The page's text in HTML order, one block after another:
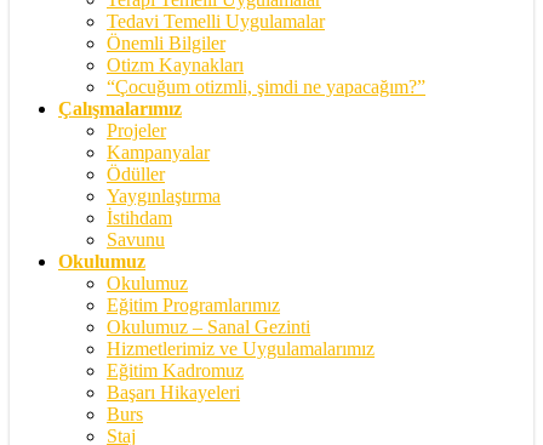
Tedavi Temelli Uygulamalar
Önemli Bilgiler
Otizm Kaynakları
“Çocuğum otizmli, şimdi ne yapacağım?”
Çalışmalarımız
Projeler
Kampanyalar
Ödüller
Yaygınlaştırma
İstihdam
Savunu
Okulumuz
Okulumuz
Eğitim Programlarımız
Okulumuz – Sanal Gezinti
Hizmetlerimiz ve Uygulamalarımız
Eğitim Kadromuz
Başarı Hikayeleri
Burs
Staj